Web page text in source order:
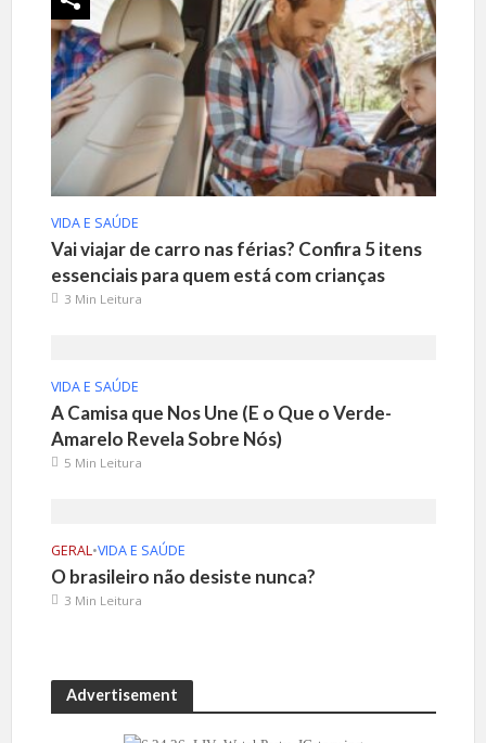
VIDA E SAÚDE
Vai viajar de carro nas férias? Confira 5 itens
essenciais para quem está com crianças
3 Min Leitura
VIDA E SAÚDE
A Camisa que Nos Une (E o Que o Verde-
Amarelo Revela Sobre Nós)
5 Min Leitura
GERAL•VIDA E SAÚDE
O brasileiro não desiste nunca?
3 Min Leitura
Advertisement